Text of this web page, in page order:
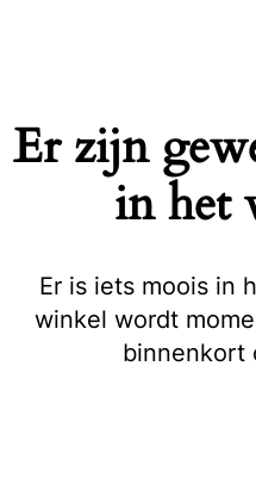
Er zijn
in het
Er is iets moois in
winkel wordt
binnenkort